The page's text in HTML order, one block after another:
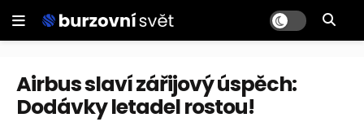
Airbus slaví zářijový úspěch:
Dodávky letadel rostou!